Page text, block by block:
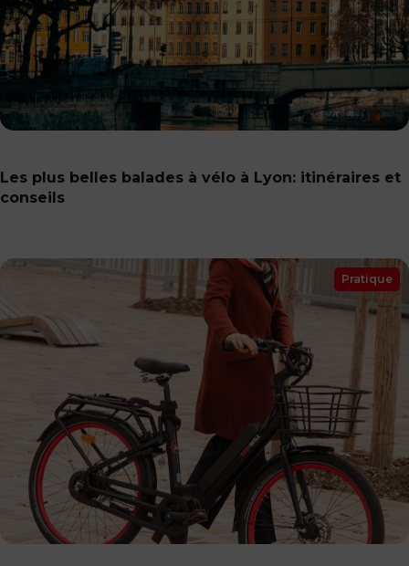
Les plus belles balades à vélo à Lyon: itinéraires et
conseils
Pratique